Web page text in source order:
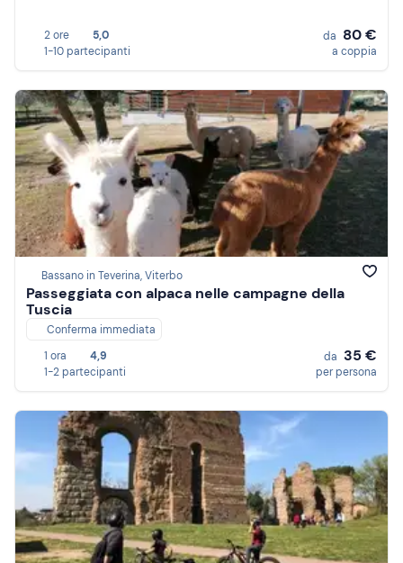
2 ore
5,0
1-10 partecipanti
da 80 €
a coppia
Bassano in Teverina, Viterbo
Passeggiata con alpaca nelle campagne della
Tuscia
Conferma immediata
1 ora
4,9
1-2 partecipanti
da 35 €
per persona